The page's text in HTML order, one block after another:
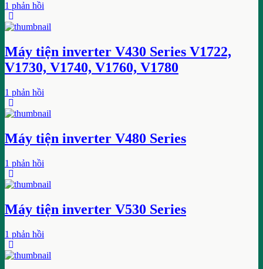
1 phản hồi
Máy tiện inverter V430 Series V1722,
V1730, V1740, V1760, V1780
1 phản hồi
Máy tiện inverter V480 Series
1 phản hồi
Máy tiện inverter V530 Series
1 phản hồi